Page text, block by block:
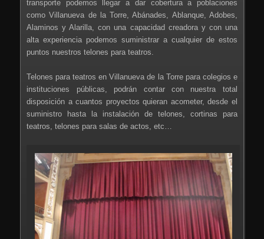
transporte podemos llegar a dar cobertura a poblaciones
como Villanueva de la Torre, Abánades, Ablanque, Adobes,
Alaminos y Alarilla, con una capacidad creadora y con una
alta experiencia podemos suministrar a cualquier de estos
puntos nuestros telones para teatros.
Telones para teatros en Villanueva de la Torre para colegios e
instituciones públicas, podrán contar con nuestra total
disposición a cuantos proyectos quieran acometer, desde el
suministro hasta la instalación de telones, cortinas para
teatros, telones para salas de actos, etc…